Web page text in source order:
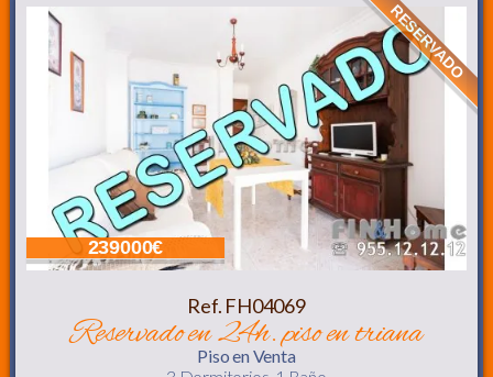
239000€
RESERVADO
Ref. FH04069
reservado en 24h. piso en triana
Pisoen Venta